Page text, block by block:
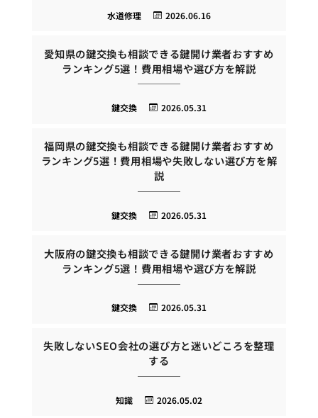
2026.06.16
水道修理
愛知県の鍵交換も相談できる鍵開け業者おすすめ
ランキング5選！費用相場や選び方を解説
2026.05.31
鍵交換
福岡県の鍵交換も相談できる鍵開け業者おすすめ
ランキング5選！費用相場や失敗しない選び方を解
説
2026.05.31
鍵交換
大阪府の鍵交換も相談できる鍵開け業者おすすめ
ランキング5選！費用相場や選び方を解説
2026.05.31
鍵交換
失敗しないSEO会社の選び方と迷いどころを整理
する
2026.05.02
知識